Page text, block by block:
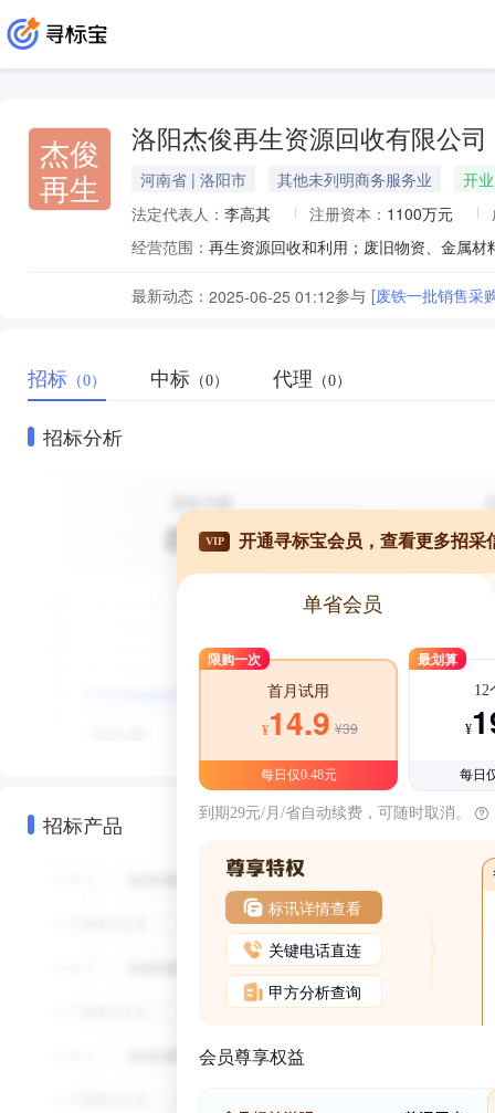
杰俊
再生
洛阳杰俊再生资源回收有限公司
河南省 | 洛阳市 其他未列明商务服务业
开业
法定代表人： 李高其 注册资本： 1100万元
经营范围： 再生资源回收和利用；废旧物资、金属
最新动态： 2025-06-25 01:12参与 [废铁一批销售采
招标 （0） 中标 （0） 代理 （0）
招标分析
招标产品
VIP 开通寻标宝会员，查看更多招采
单省会员
限购一次
首月试用
¥14.9 ¥39
每日仅0.48元
最划算
12
¥
每日
到期29元/月/省自动续费，可随时取消。
标讯详情查看
关键电话直连
甲方分析查询
会员尊享权益